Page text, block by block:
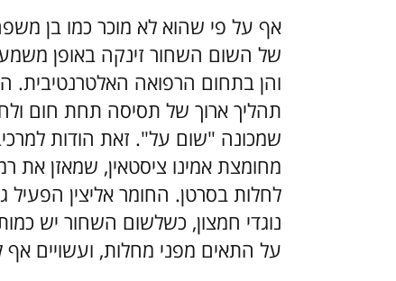
אף על פי שהוא לא מוכר כמו בן
של השום השחור זינקה באופן
והן בתחום הרפואה
תהליך ארוך של תסיסה תחת חום
שמכונה "שום על". זאת הודות
מחומצת אמינו ציסטאין, שמאזן את
לחלות בסרטן. החומר אליצין
נוגדי חמצון, כשלשום השחור יש
על התאים מפני מחלות, ועשויים